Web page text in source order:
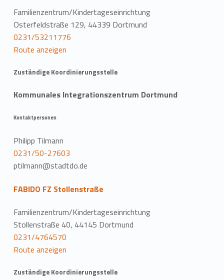
Familienzentrum/Kindertageseinrichtung
Osterfeldstraße 129, 44339 Dortmund
0231/53211776
Route anzeigen
Zuständige Koordinierungsstelle
Kommunales Integrationszentrum Dortmund
Kontaktpersonen
Philipp Tilmann
0231/50-27603
ptilmann@stadtdo.de
FABIDO FZ Stollenstraße
Familienzentrum/Kindertageseinrichtung
Stollenstraße 40, 44145 Dortmund
0231/4764570
Route anzeigen
Zuständige Koordinierungsstelle